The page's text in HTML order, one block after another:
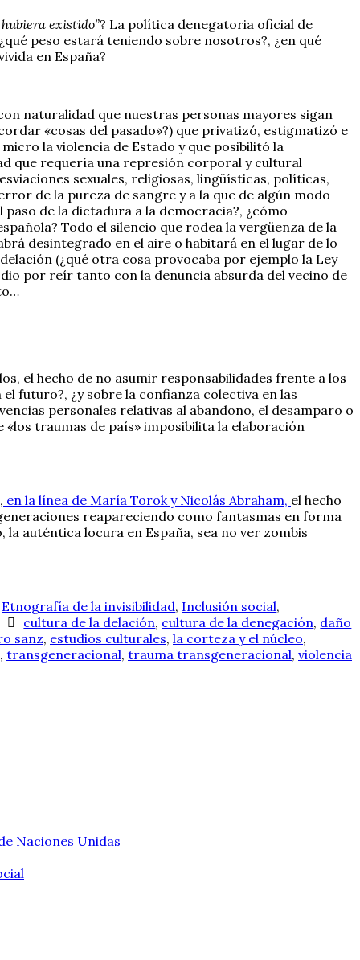
existido”? La política denegatoria oficial de
peso estará teniendo sobre nosotros?, ¿en qué
en España?
naturalidad que nuestras personas mayores sigan
«cosas del pasado»?) que privatizó, estigmatizó e
la violencia de Estado y que posibilitó la
que requería una represión corporal y cultural
sexuales, religiosas, lingüísticas, políticas,
de la pureza de sangre y a la que de algún modo
paso de la dictadura a la democracia?, ¿cómo
Todo el silencio que rodea la vergüenza de la
desintegrado en el aire o habitará en el lugar de lo
(¿qué otra cosa provocaba por ejemplo la Ley
por reír tanto con la denuncia absurda del vecino de
el hecho de no asumir responsabilidades frente a los
futuro?, ¿y sobre la confianza colectiva en las
personales relativas al abandono, el desamparo o
traumas de país» imposibilita la elaboración
en la línea de María Torok y Nicolás Abraham, el hecho
reapareciendo como fantasmas en forma
auténtica locura en España, sea no ver zombis
Etnografía de la invisibilidad, Inclusión social,
cultura de la delación, cultura de la denegación, daño
sanz, estudios culturales, la corteza y el núcleo,
, transgeneracional, trauma transgeneracional, violencia
Naciones Unidas